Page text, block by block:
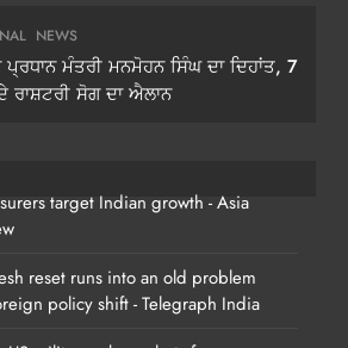
NEWS
ਪ੍ਰਧਾਨ ਮੰਤਰੀ ਮਨਮੋਹਨ ਸਿੰਘ ਦਾ ਦਿਹਾਂਤ, 7
ਰਾਸ਼ਟਰੀ ਸੋਗ ਦਾ ਐਲਾਨ
target Indian growth - Asia
reset runs into an old problem
policy shift - Telegraph India